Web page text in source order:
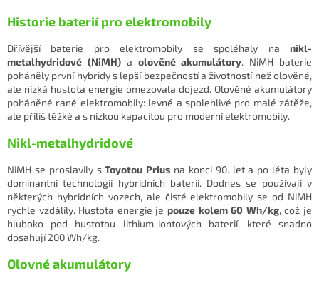
Historie baterií pro elektromobily
Dřívější baterie pro elektromobily se spoléhaly na nikl-
metalhydridové (NiMH)a olověné akumulátory. NiMH baterie
poháněly první hybridy s lepší bezpečností a životností než olověné,
ale nízká hustota energie omezovala dojezd. Olověné akumulátory
poháněné rané elektromobily: levné a spolehlivé pro malé zátěže,
ale příliš těžké a s nízkou kapacitou pro moderní elektromobily.
Nikl-metalhydridové
NiMH se proslavily sToyotou Prius na konci 90. let a po léta byly
dominantní technologií hybridních baterií. Dodnes se používají v
některých hybridních vozech, ale čisté elektromobily se od NiMH
rychle vzdálily. Hustota energie je pouze kolem 60 Wh/kg, což je
hluboko pod hustotou lithium-iontových baterií, které snadno
dosahují 200 Wh/kg.
Olovné akumulátory